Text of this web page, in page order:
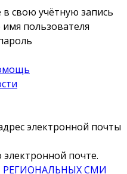
свою учётную запись
пользователя
электронной почты
почте.